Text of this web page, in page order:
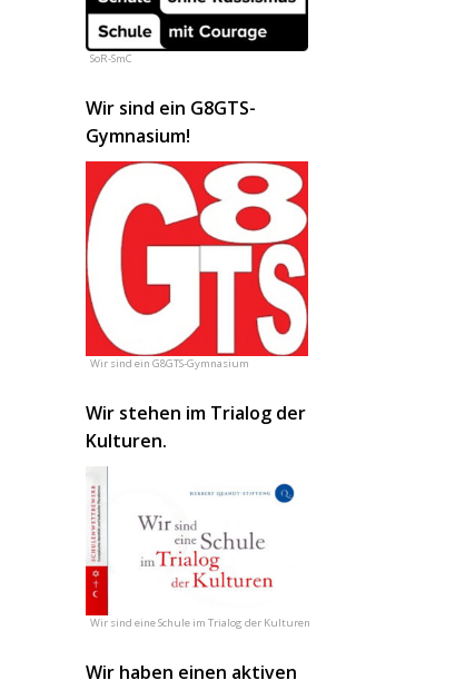
SoR-SmC
Wir sind ein G8GTS-
Gymnasium!
Wir sind ein G8GTS-Gymnasium
Wir stehen im Trialog der
Kulturen.
Wir sind eine Schule im Trialog der Kulturen
Wir haben einen aktiven